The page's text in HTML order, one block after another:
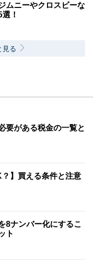
ムニーやクロスビーな
！
見る
要がある税金の一覧と
？】買える条件と注意
8ナンバー化にするこ
ト